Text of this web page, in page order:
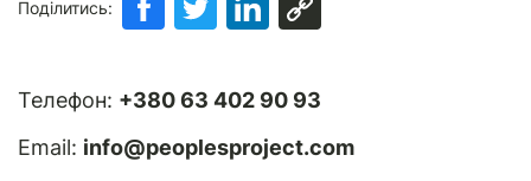
Поділитись:
Телефон: +380 63 402 90 93
Email: info@peoplesproject.com